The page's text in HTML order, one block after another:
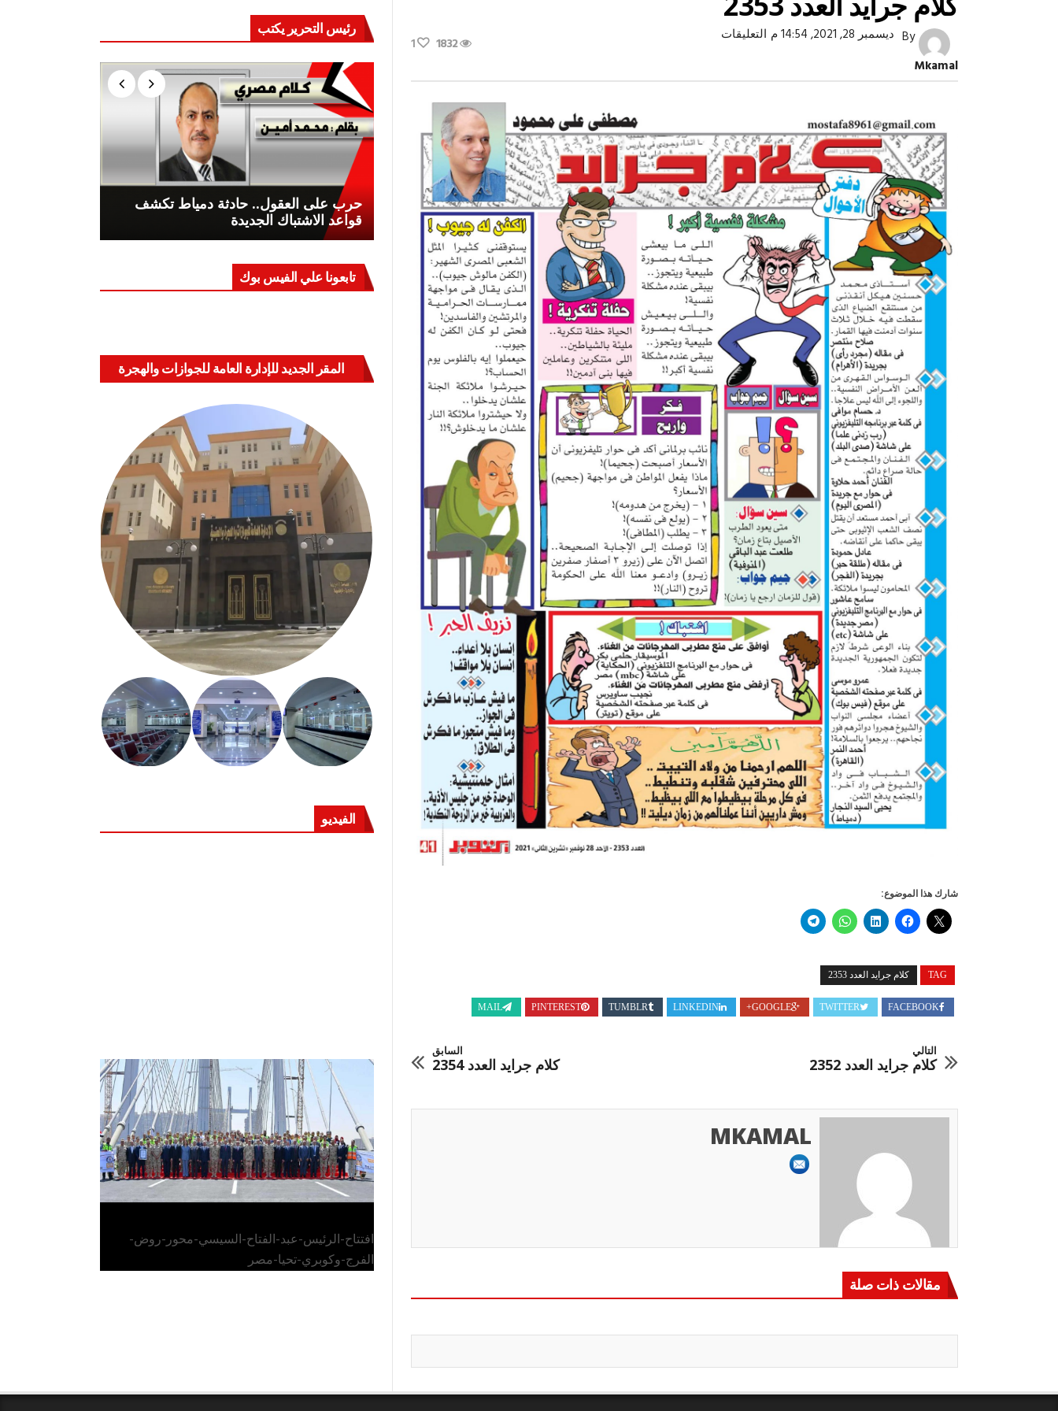
By
Mkamal
ديسمبر 28, 2021, 14:54 م التعليقات
2353
1832
1
شارك هذا الموضوع:
TAG كلام جرايد العدد 2353
FACEBOOK
TWITTER
GOOGLE+
LINKEDIN
TUMBLR
PINTEREST
MAIL
السابق
كلام جرايد العدد 2354
التالي
كلام جرايد العدد 2352
MKAMAL
مقالات ذات صلة
رئيس التحرير يكتب
حرب على العقول.. حادثة دمياط تكشف
قواعد الاشتباك الجديدة
كيف تحمي مصر ثرواتها في الجنوب؟
معركة لا تُرى.. وحراس لا ينامون
جهاز مستقبل مصر نموذجا.. لماذا تُنشئ
الدول كيانات تنموية عملاقة؟
تابعونا علي الفيس بوك
المقر الجديد للإدارة العامة للجوازات والهجرة
الفيديو
الرئيس عبد الفتاح السيسي يفتتح محور روض
الفرج وكوبري تحيا مصر
افتتاح-الرئيس-عبد-الفتاح-السيسي-محور-روض-
الفرج-وكوبري-تحيا-مصر